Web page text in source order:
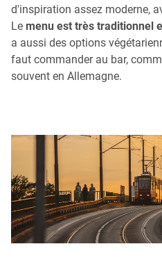
d'inspiration assez moderne,
Le menu est très traditionnel
a aussi des options
faut commander au bar,
souvent en Allemagne.